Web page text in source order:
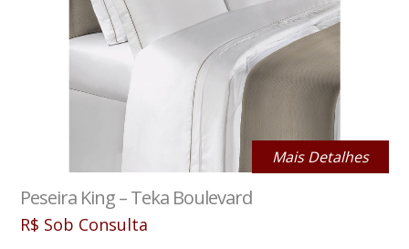
Mais Detalhes
Peseira King – Teka Boulevard
R$ Sob Consulta